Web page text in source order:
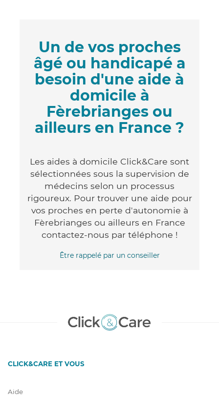
Un de vos proches
âgé ou handicapé a
besoin d'une aide à
domicile à
Fèrebrianges ou
ailleurs en France ?
Les aides à domicile Click&Care sont
sélectionnées sous la supervision de
médecins selon un processus
rigoureux. Pour trouver une aide pour
vos proches en perte d'autonomie à
Fèrebrianges ou ailleurs en France
contactez-nous par téléphone !
Être rappelé par un conseiller
CLICK&CARE ET VOUS
Aide